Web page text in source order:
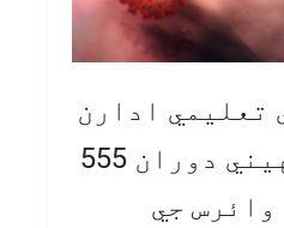
تعليمي ادارن
۾ گذريل هڪ مهيني دوران 555
وائرس جي